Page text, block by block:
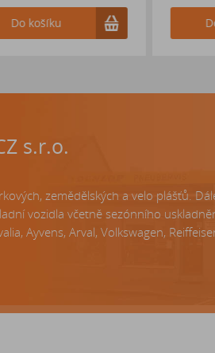
s.r.o.
zemědělských a velo plášťů.
vozidla včetně sezónního
Ayvens, Arval, Volkswagen,